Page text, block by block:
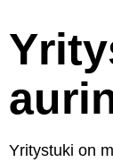
Yritystuki on